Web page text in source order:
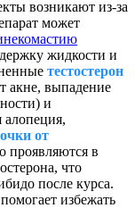
возникают из-за
может
жидкости и
тестостерон
акне, выпадение
и
алопеция,
от
проявляются в
что
после курса.
избежать